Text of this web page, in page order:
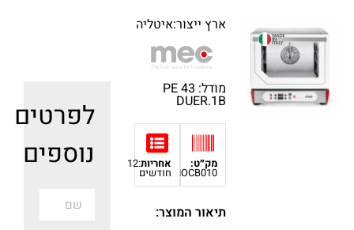
ארץ ייצור:איטליה
מודל: PE 43
DUER.1B
מק״ט:
IOCB010
אחריות:12
חודשים
תיאור המוצר:
לפרטים
נוספים